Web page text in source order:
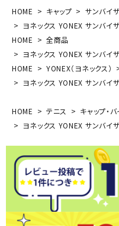
HOME キャップ
サンバイ
ヨネックス YONEX サンバ
HOME
全商品
ヨネックス YONEX サンバ
HOME
YONEX（ヨネックス）
ヨネックス YONEX サンバ
HOME テニス キャップ・
ヨネックス YONEX サンバ